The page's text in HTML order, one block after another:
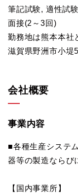
筆記試験, 適性試験
面接(2～3回)
勤務地は熊本本社
滋賀県野洲市小堤
会社概要
事業内容
■各種生産システ
器等の製造ならび
【国内事業所】